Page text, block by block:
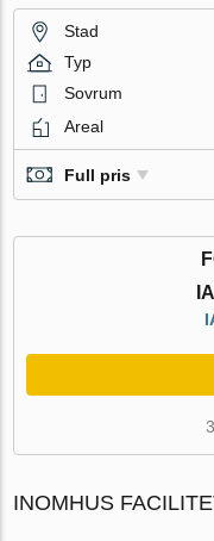
Stad
Typ
Sovrum
Areal
Full pris
INOMHUS